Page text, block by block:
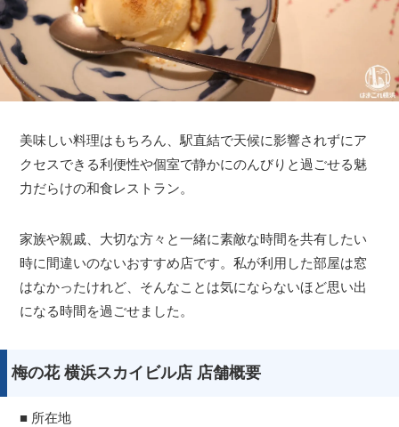
美味しい料理はもちろん、駅直結で天候に影響されずにア
クセスできる利便性や個室で静かにのんびりと過ごせる魅
力だらけの和食レストラン。
家族や親戚、大切な方々と一緒に素敵な時間を共有したい
時に間違いのないおすすめ店です。私が利用した部屋は窓
はなかったけれど、そんなことは気にならないほど思い出
になる時間を過ごせました。
梅の花 横浜スカイビル店 店舗概要
■ 所在地